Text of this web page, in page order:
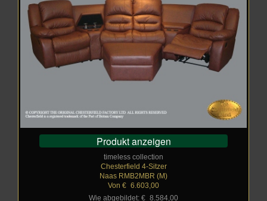
Produkt anzeigen
timeless collection
Chesterfield 4-Sitzer
Naas RMB2MBR (M)
Von € 6.603,00
Wie abgebildet: € 8.584,00